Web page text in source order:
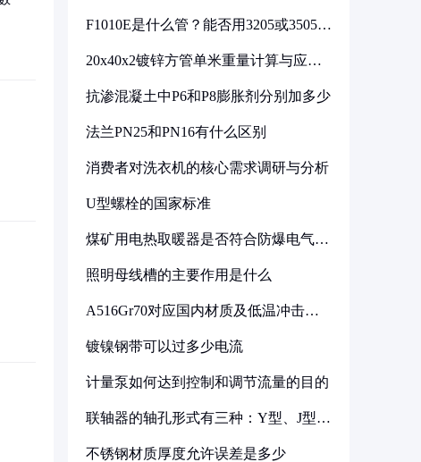
F1010E是什么管？能否用3205或3505代
20x40x2镀锌方管单米重量计算与应用
抗渗混凝土中P6和P8膨胀剂分别加多少
法兰PN25和PN16有什么区别
消费者对洗衣机的核心需求调研与分析
U型螺栓的国家标准
煤矿用电热取暖器是否符合防爆电气设
照明母线槽的主要作用是什么
A516Gr70对应国内材质及低温冲击要
镀镍钢带可以过多少电流
计量泵如何达到控制和调节流量的目的
联轴器的轴孔形式有三种：Y型、J型、
不锈钢材质厚度允许误差是多少